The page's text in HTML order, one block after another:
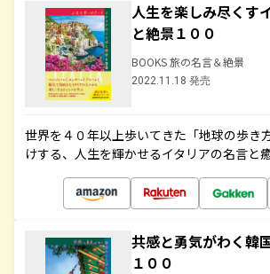
人生を楽しみ尽くす
と絶景１００
BOOKS 旅の名言＆絶景
2022.11.18 発売
世界を４０年以上歩いてきた「地球の歩き
けする、人生を輝かせるイタリアの名言と
共感と勇気がわく韓
１００